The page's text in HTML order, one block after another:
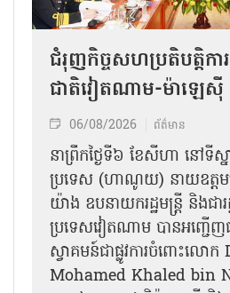
ជំរុញកិច្ចសហប្រតិបត្តិការ
ជាតិវៀតណាម-ម៉ាឡេស៊ី
06/08/2026 ព័ត៌មាន
នា​ព្រឹកថ្ងៃទី៦ ខែសីហា នៅទីស្ន
ប្រទេស (ហាណូយ) នាយឧត្តម
យ៉ាង ឧបនាយករដ្ឋមន្ត្រី និងជារ
ប្រទេសវៀតណាម បានអញ្ជើញ
ស្វាគមន៍ជាផ្លូវការ​ចំពោះលោ
Mohamed Khaled bin